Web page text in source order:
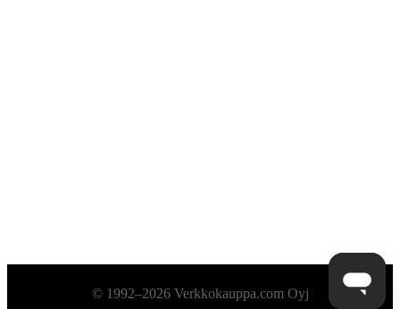
Alatunniste© 1992–2026 Verkkokauppa.com Oyj